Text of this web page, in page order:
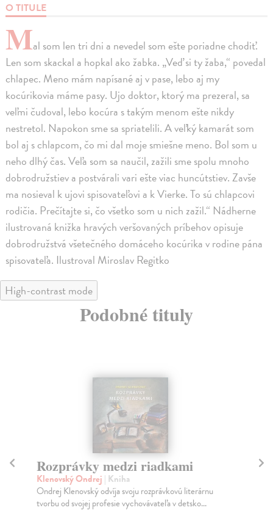
O TITULE
Mal som len tri dni a nevedel som ešte poriadne chodiť.
Len som skackal a hopkal ako žabka. „Veď si ty žaba,“ povedal
chlapec. Meno mám napísané aj v pase, lebo aj my
kocúrikovia máme pasy. Ujo doktor, ktorý ma prezeral, sa
veľmi čudoval, lebo kocúra s takým menom ešte nikdy
nestretol. Napokon sme sa spriatelili. A veľký kamarát som
bol aj s chlapcom, čo mi dal moje smiešne meno. Bol som u
neho dlhý čas. Veľa som sa naučil, zažili sme spolu mnoho
dobrodružstiev a postvárali vari ešte viac huncútstiev. Zavše
ma nosieval k ujovi spisovateľovi a k Vierke. To sú chlapcovi
rodičia. Prečítajte si, čo všetko som u nich zažil.“ Nádherne
ilustrovaná knižka hravých veršovaných príbehov opisuje
dobrodružstvá všetečného domáceho kocúrika v rodine pána
spisovateľa. Ilustroval Miroslav Regitko
High-contrast mode
Podobné tituly
Drak Ula a iné uletené
rozprávky
Klenovský Ondrej| Kniha
Milí čitatelia, Ondrej Klenovský vám ponúka ďalší